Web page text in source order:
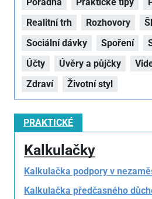
Realitní trh
Rozhovory
Sociální dávky
Spoření
Účty
Úvěry a půjčky
Zdraví
Životní styl
PRAKTICKÉ
Kalkulačky
Kalkulačka podpory v
Kalkulačka předčasného